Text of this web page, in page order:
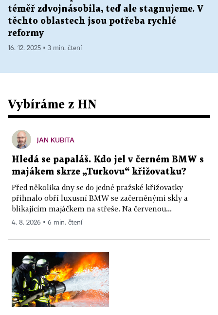
téměř zdvojnásobila, teď ale stagnujeme. V
těchto oblastech jsou potřeba rychlé
reformy
16. 12. 2025 ▪ 3 min. čtení
Vybíráme z HN
JAN KUBITA
Hledá se papaláš. Kdo jel v černém BMW s
majákem skrze „Turkovu“ křižovatku?
Před několika dny se do jedné pražské křižovatky
přihnalo obří luxusní BMW se začerněnými skly a
blikajícím majáčkem na střeše. Na červenou...
4. 8. 2026 ▪ 6 min. čtení